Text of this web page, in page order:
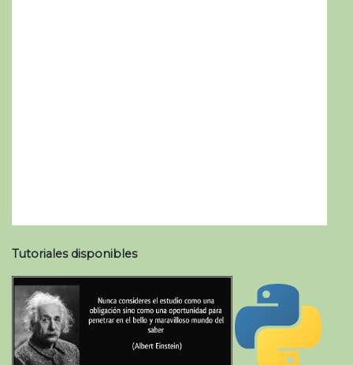
Tutoriales disponibles